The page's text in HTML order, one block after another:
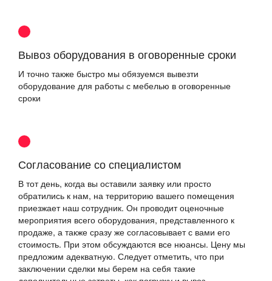
Вывоз оборудования в оговоренные сроки
И точно также быстро мы обязуемся вывезти
оборудование для работы с мебелью в оговоренные
сроки
Согласование со специалистом
В тот день, когда вы оставили заявку или просто
обратились к нам, на территорию вашего помещения
приезжает наш сотрудник. Он проводит оценочные
мероприятия всего оборудования, представленного к
продаже, а также сразу же согласовывает с вами его
стоимость. При этом обсуждаются все нюансы. Цену мы
предложим адекватную. Следует отметить, что при
заключении сделки мы берем на себя такие